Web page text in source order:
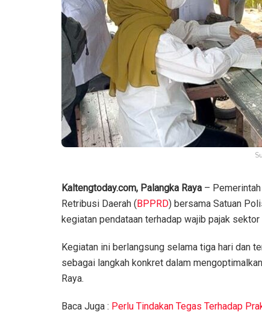
Kaltengtoday.com, Palangka Raya –
Retribusi Daerah (BPPRD) bersama Satuan
kegiatan pendataan terhadap wajib pajak sektor
Kegiatan ini berlangsung selama tiga hari dan
sebagai langkah konkret dalam
Raya.
Baca Juga : Perlu Tindakan Tegas Terhadap